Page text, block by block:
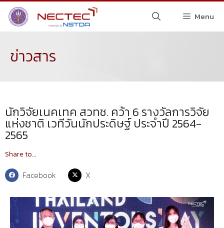
Menu
ข่าวสาร
นักวิจัยเนคเทค สวทช. คว้า 6 รางวัลการวิจัย
แห่งชาติ เวทีวันนักประดิษฐ์ ประจำปี 2564-
2565
Share to...
Facebook X